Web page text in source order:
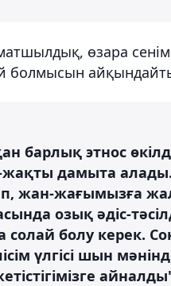
өзара
болмысын
барлық этнос
жақты дамыта
жан-жағымызға
озық әдіс-
болу керек.
үлгісі шын